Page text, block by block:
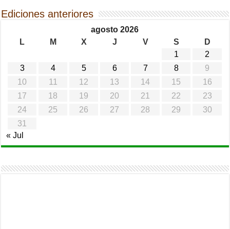
Ediciones anteriores
agosto 2026
L
M X J V S
D
1
2
3
4 5 6 7 8
9
10
11 12 13 14 15
16
17
18 19 20 21 22
23
24
25 26 27 28 29
30
31
« Jul